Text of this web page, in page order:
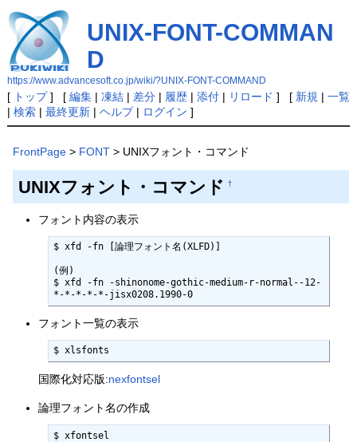
UNIX-FONT-COMMAN
D
https://www.advancesoft.co.jp/wiki/?UNIX-FONT-COMMAND
[ トップ] [ 編集| 凍結| 差分| 履歴| 添付| リロード ] [ 新規 | 一覧
| 検索| 最終更新| ヘルプ| ログイン ]
FrontPage > FONT > UNIXフォント・コマンド
UNIXフォント・コマンド †
フォント内容の表示
$ xfd -fn [論理フォント名(XLFD)]
(例)
$ xfd -fn -shinonome-gothic-medium-r-normal--12-
*-*-*-*-*-jisx0208.1990-0
フォント一覧の表示
$ xlsfonts
国際化対応版:nexfontsel
論理フォント名の作成
$ xfontsel